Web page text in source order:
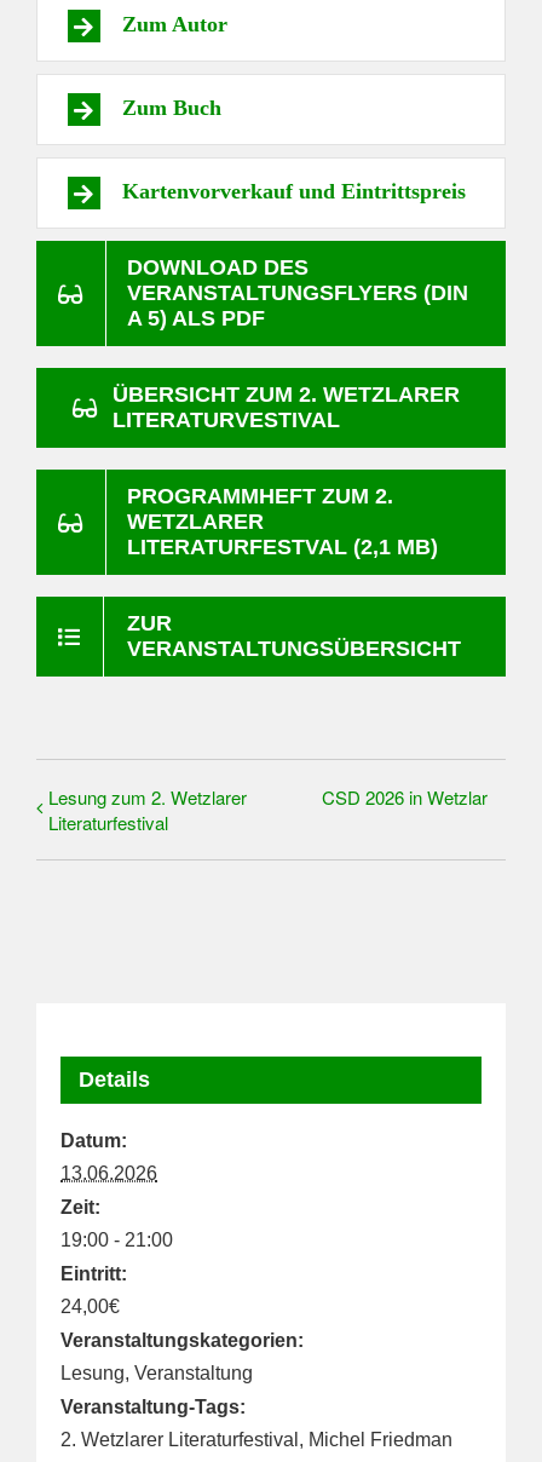
Zum Autor
Zum Buch
Kartenvorverkauf und Eintrittspreis
DOWNLOAD DES
VERANSTALTUNGSFLYERS (DIN
A 5) ALS PDF
ÜBERSICHT ZUM 2. WETZLARER
LITERATURVESTIVAL
PROGRAMMHEFT ZUM 2.
WETZLARER
LITERATURFESTVAL (2,1 MB)
ZUR
VERANSTALTUNGSÜBERSICHT
Lesung zum 2. Wetzlarer
Literaturfestival
CSD 2026 in Wetzlar
Details
Datum:
13.06.2026
Zeit:
19:00 - 21:00
Eintritt:
24,00€
Veranstaltungskategorien:
Lesung, Veranstaltung
Veranstaltung-Tags:
2. Wetzlarer Literaturfestival , Michel Friedman